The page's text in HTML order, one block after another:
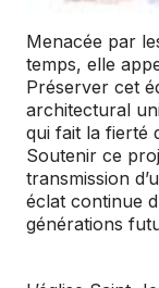
Menacée par
temps, elle
Préserver cet
architectural
qui fait la fierté
Soutenir ce
transmission
éclat continue
générations